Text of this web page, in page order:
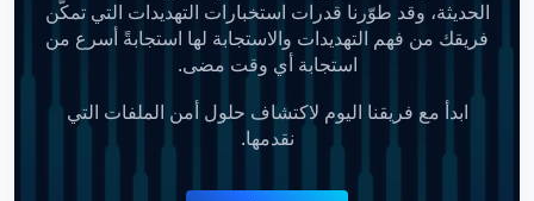
الحديثة، وقد طوّرنا قدرات استخبارات التهديدات التي تمكّن
فريقك من فهم التهديدات والاستجابة لها استجابةً أسرع من
استجابة أي وقت مضى.
ابدأ مع فريقنا اليوم لاكتشاف حلول أمن الملفات التي
نقدمها.